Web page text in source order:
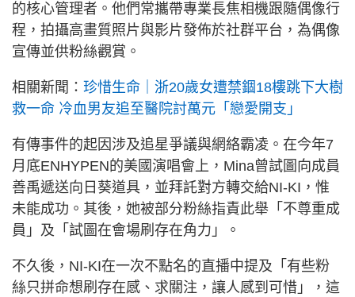
的核心管理者。他們常攜帶專業長焦相機跟隨偶像行
程，拍攝高畫質照片與影片發佈於社群平台，為偶像
宣傳並供粉絲觀賞。
相關新聞： 珍惜生命｜浙20歲女遭禁錮18樓跳下大樹
救一命 冷血男友追至醫院討萬元「戀愛開支」
有傳事件的起因涉及追星爭議與網絡霸凌。在今年7
月底ENHYPEN的美國演唱會上，Mina曾試圖向成員
善禹遞送向日葵道具，並拜託對方轉交給NI-KI，惟
未能成功。其後，她被部分粉絲指責此舉「不尊重成
員」及「試圖在會場刷存在角力」。
不久後，NI-KI在一次不點名的直播中提及「有些粉
絲只拼命想刷存在感、求關注，讓人感到可惜」，這